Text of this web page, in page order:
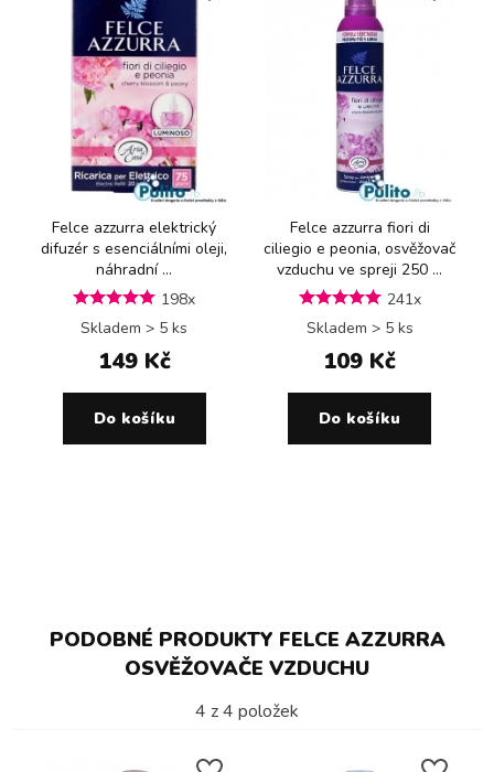
Felce azzurra elektrický
difuzér s esenciálními oleji,
náhradní ...
198x
Skladem > 5 ks
149 Kč
Do košíku
Felce azzurra fiori di
ciliegio e peonia, osvěžovač
vzduchu ve spreji 250 ...
241x
Skladem > 5 ks
109 Kč
Do košíku
PODOBNÉ PRODUKTY FELCE AZZURRA
OSVĚŽOVAČE VZDUCHU
4 z4 položek